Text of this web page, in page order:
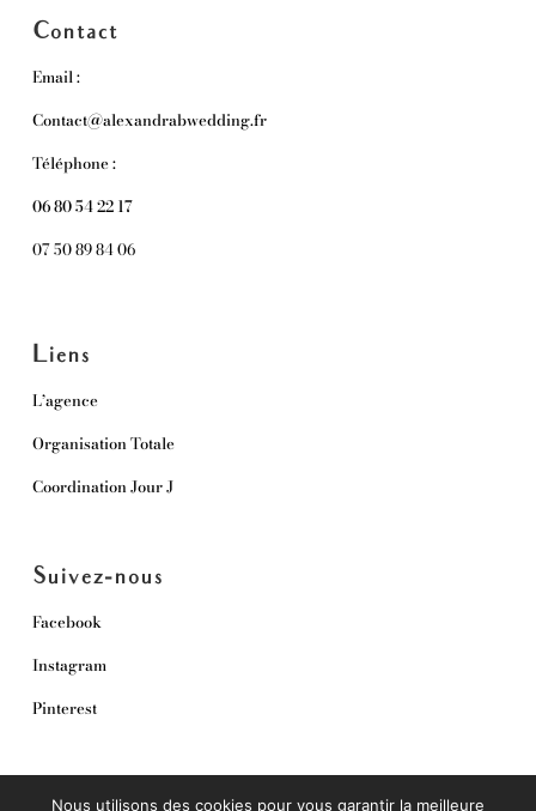
Contact
Email :
Contact@alexandrabwedding.fr
Téléphone :
06 80 54 22 17
07 50 89 84 06
Liens
L’agence
Organisation Totale
Coordination Jour J
Suivez-nous
Facebook
Instagram
Pinterest
Nous utilisons des cookies pour vous garantir la meilleure